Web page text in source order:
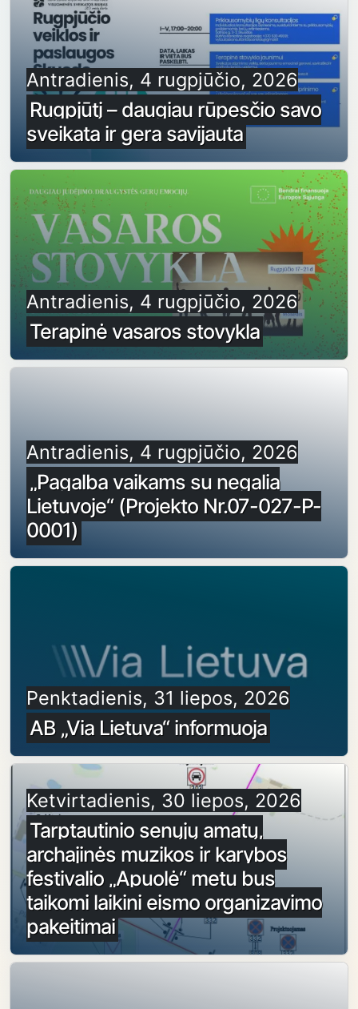
Antradienis, 4 rugpjūčio, 2026
Rugpjūtį – daugiau rūpesčio savo
sveikata ir gera savijauta
Antradienis, 4 rugpjūčio, 2026
Terapinė vasaros stovykla
Antradienis, 4 rugpjūčio, 2026
„Pagalba vaikams su negalia
Lietuvoje“ (Projekto Nr.07-027-P-
0001)
Penktadienis, 31 liepos, 2026
AB „Via Lietuva“ informuoja
Ketvirtadienis, 30 liepos, 2026
Tarptautinio senųjų amatų,
archajinės muzikos ir karybos
festivalio „Apuolė“ metu bus
taikomi laikini eismo organizavimo
pakeitimai